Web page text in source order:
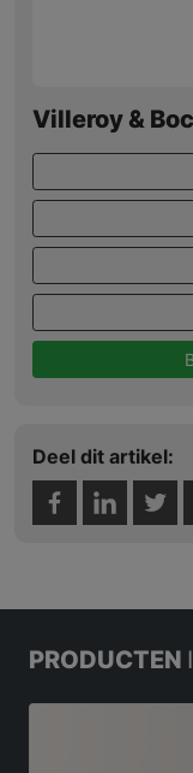
Villeroy &
Deel dit artikel:
PRODUCTEN